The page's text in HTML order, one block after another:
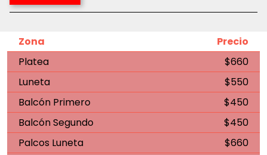
Zona
Precio
Platea
$660
Luneta
$550
Balcón Primero
$450
Balcón Segundo
$450
Palcos Luneta
$660